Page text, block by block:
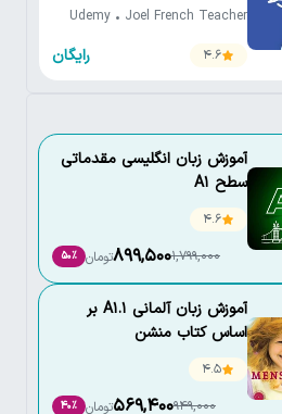
Udemy • Joel French Teacher
4.6
رایگان
آموزش زبان انگلیسی مقدماتی
سطح A1
4.6
1,799,000
899,500تومان 50٪
آموزش زبان آلمانی A1.1 بر
اساس کتاب منشن
4.5
949,000
569,400تومان 40٪